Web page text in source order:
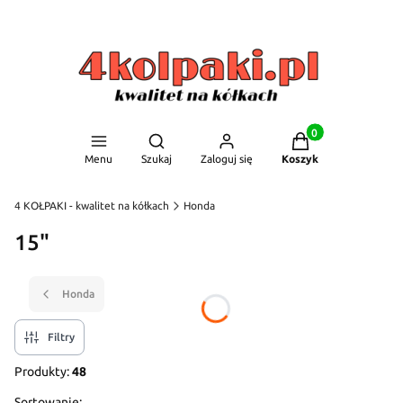
Menu
Otwórz wyszukiwarkę
Szukaj Zaloguj się
Produkty w
Koszyk
4 KOŁPAKI - kwalitet na kółkach Honda
15"
Honda
Filtry
Produkty:48